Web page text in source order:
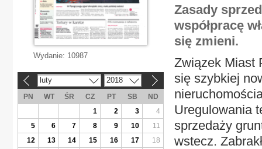
Zasady
współpracę
się zmieni.
Związek Miast
się szybkiej
Uregulowania
sprzedaży
wstecz.
Wydanie: 10987
luty 2018
PN WT ŚR CZ PT SB
ND
1
2 3
4
5
6 7 8 9 10
11
12
13 14 15 16 17
18